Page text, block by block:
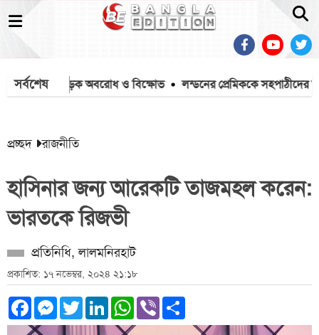
সর্বশেষমহাসড়ক অবরোধ ও বিক্ষোভ লন্ডনের প্রেমিককে সহপাঠীদের
প্রচ্ছদ রাজনীতি
হাসিনার জন্য আরেকটি তাজমহল করেন:
ভারতকে রিজভী
প্রতিনিধি, লালমনিরহাট
প্রকাশিত: ১৭ নভেম্বর, ২০২৪ ২১:১৮
Facebook
Messenger
TwitterLinkedInWhatsApp
Viber